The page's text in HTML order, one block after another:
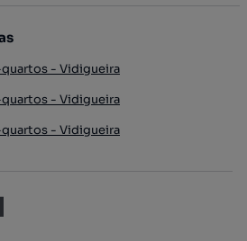
- Vidigueira
- Vidigueira
- Vidigueira